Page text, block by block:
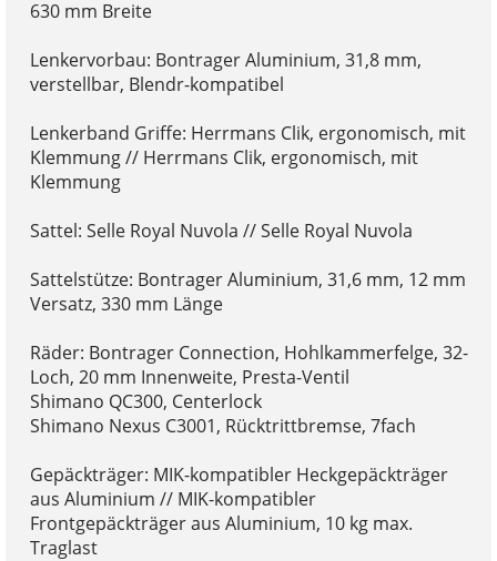
630 mm Breite
Lenkervorbau: Bontrager Aluminium, 31,8 mm,
verstellbar, Blendr-kompatibel
Lenkerband Griffe: Herrmans Clik, ergonomisch, mit
Klemmung // Herrmans Clik, ergonomisch, mit
Klemmung
Sattel: Selle Royal Nuvola // Selle Royal Nuvola
Sattelstütze: Bontrager Aluminium, 31,6 mm, 12 mm
Versatz, 330 mm Länge
Räder: Bontrager Connection, Hohlkammerfelge, 32-
Loch, 20 mm Innenweite, Presta-Ventil
Shimano QC300, Centerlock
Shimano Nexus C3001, Rücktrittbremse, 7fach
Gepäckträger: MIK-kompatibler Heckgepäckträger
aus Aluminium // MIK-kompatibler
Frontgepäckträger aus Aluminium, 10 kg max.
Traglast